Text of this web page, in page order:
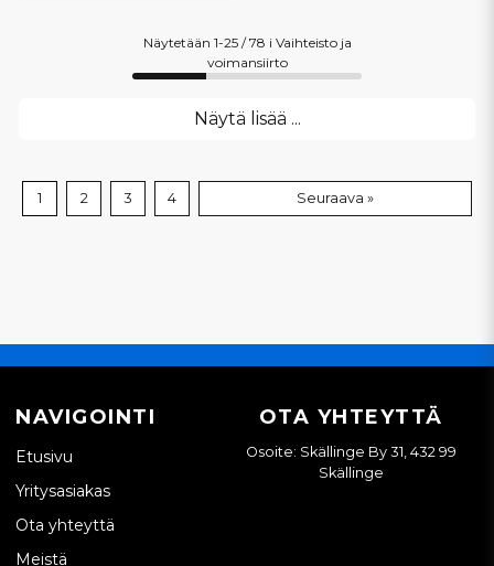
Näytetään 1-25 / 78 i Vaihteisto ja
voimansiirto
Näytä lisää ...
1 2 3 4 Seuraava »
NAVIGOINTI
Etusivu
Yritysasiakas
Ota yhteyttä
Meistä
OTA YHTEYTTÄ
Osoite: Skällinge By 31, 432 99
Skällinge